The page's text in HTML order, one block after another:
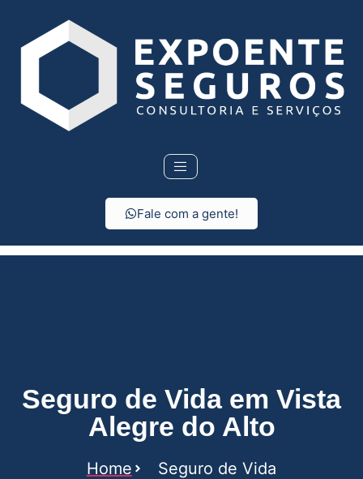
Fale com a gente!
Seguro de Vida em Vista
Alegre do Alto
Home Seguro de Vida